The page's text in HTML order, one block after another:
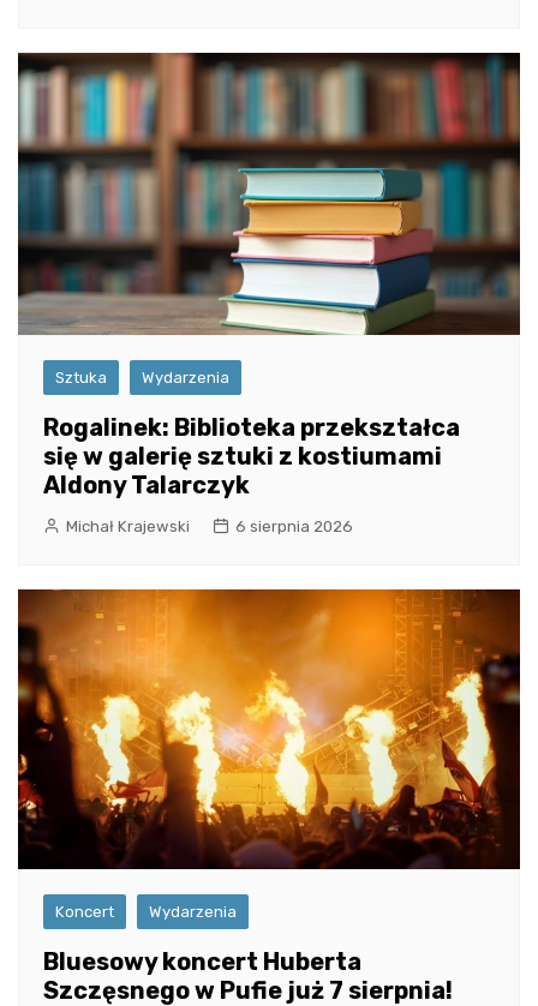
Sztuka Wydarzenia
Rogalinek: Biblioteka przekształca
się w galerię sztuki z kostiumami
Aldony Talarczyk
Michał Krajewski 6 sierpnia 2026
Koncert Wydarzenia
Bluesowy koncert Huberta
Szczęsnego w Pufie już 7 sierpnia!